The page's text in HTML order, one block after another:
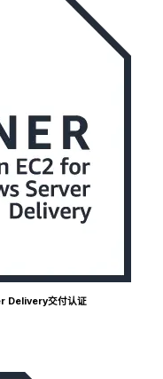
Delivery交付认证